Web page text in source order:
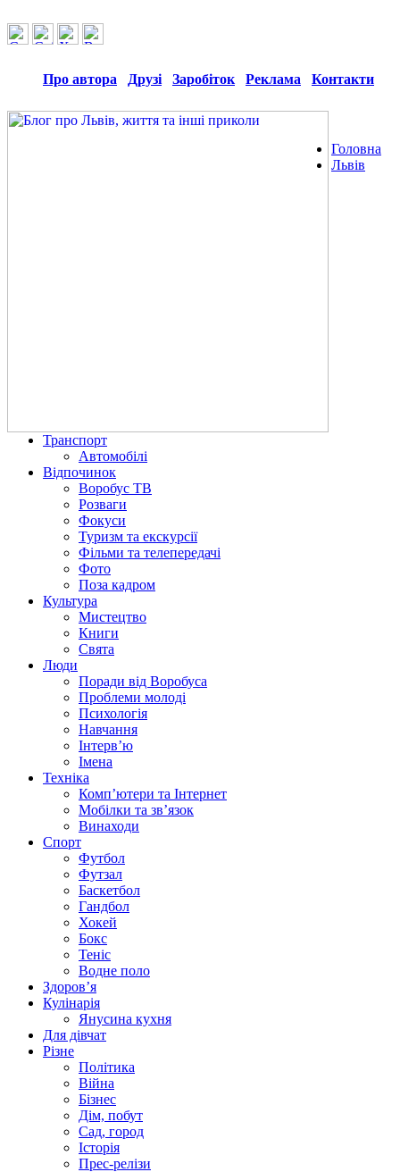
Про автора Друзі Заробіток Реклама Контакти
Головна
Львів
Транспорт
Автомобілі
Відпочинок
Воробус ТВ
Розваги
Фокуси
Туризм та екскурсії
Фільми та телепередачі
Фото
Поза кадром
Культура
Мистецтво
Книги
Свята
Люди
Поради від Воробуса
Проблеми молоді
Психологія
Навчання
Інтерв’ю
Імена
Техніка
Комп’ютери та Інтернет
Мобілки та зв’язок
Винаходи
Спорт
Футбол
Футзал
Баскетбол
Гандбол
Хокей
Бокс
Теніс
Водне поло
Здоров’я
Кулінарія
Янусина кухня
Для дівчат
Різне
Політика
Війна
Бізнес
Дім, побут
Сад, город
Історія
Прес-релізи